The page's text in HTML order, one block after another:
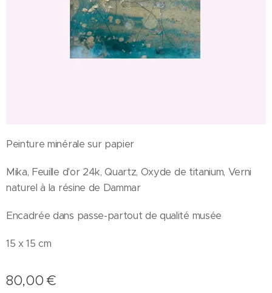
Peinture minérale sur papier
Mika, Feuille d'or 24k, Quartz, Oxyde de titanium, Verni
naturel à la résine de Dammar
Encadrée dans passe-partout de qualité musée
15 x 15 cm
80,00 €